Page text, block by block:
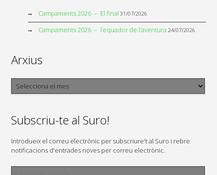
Campaments 2026 – El final 31/07/2026
Campaments 2026 – l’equador de l’aventura 24/07/2026
Arxius
Arxius
Subscriu-te al Suro!
Introdueix el correu electrònic per subscriure't al Suro i rebre
notificacions d'entrades noves per correu electrònic.
Adreça